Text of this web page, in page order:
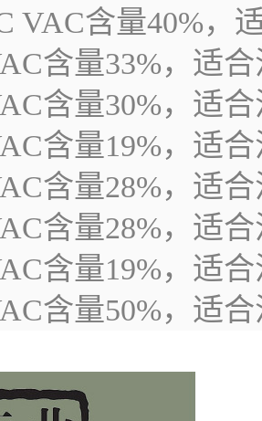
VAC含量40%，
含量33%，适
含量30%，适
含量19%，适
含量28%，适
含量28%，适
含量19%，适
含量50%，适